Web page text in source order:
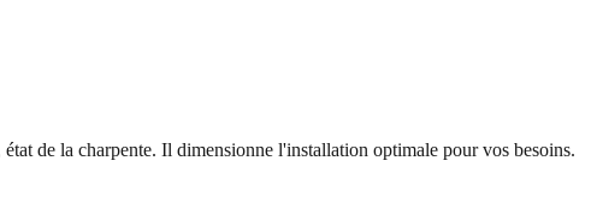
de la charpente. Il dimensionne l'installation optimale pour vos besoins.